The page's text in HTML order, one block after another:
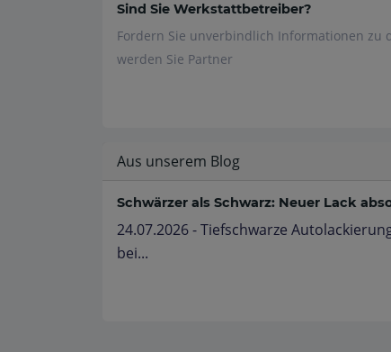
Sind Sie Werkstattbetreiber?
Fordern Sie unverbindlich Informationen zu
werden Sie Partner
Aus unserem Blog
Schwärzer als Schwarz: Neuer Lack
24.07.2026 - Tiefschwarze
bei...